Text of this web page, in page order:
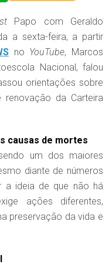
Papo com Geraldo
a sexta-feira, a partir
no YouTube, Marcos
Nacional, falou
orientações sobre
da Carteira
causas de mortes
um dos maiores
diante de números
a ideia de que não há
ações diferentes,
preservação da vida e